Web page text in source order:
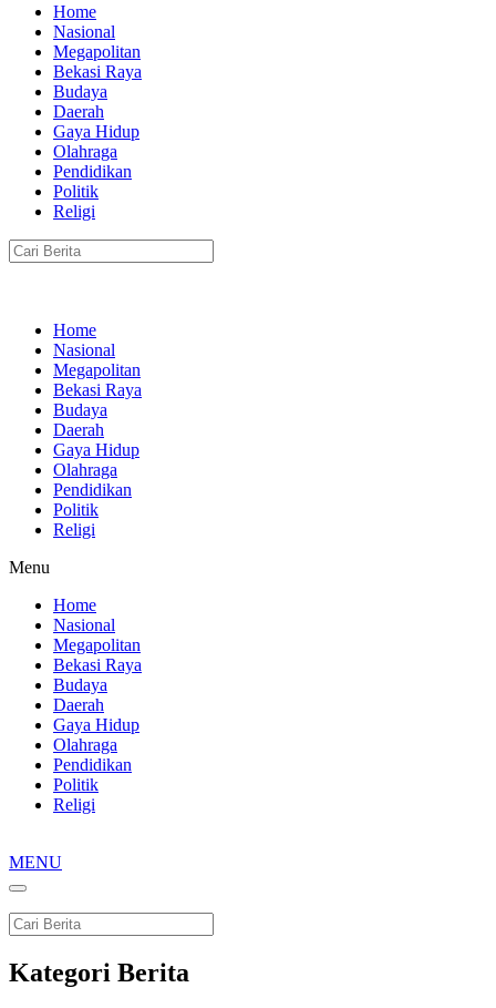
Home
Nasional
Megapolitan
Bekasi Raya
Budaya
Daerah
Gaya Hidup
Olahraga
Pendidikan
Politik
Religi
Home
Nasional
Megapolitan
Bekasi Raya
Budaya
Daerah
Gaya Hidup
Olahraga
Pendidikan
Politik
Religi
Menu
Home
Nasional
Megapolitan
Bekasi Raya
Budaya
Daerah
Gaya Hidup
Olahraga
Pendidikan
Politik
Religi
MENU
Kategori Berita